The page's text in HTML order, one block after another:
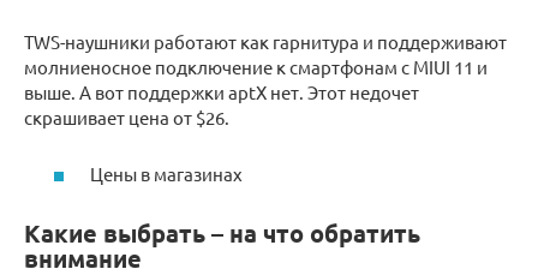
TWS-наушники работают как гарнитура и поддерживают
молниеносное подключение к смартфонам с MIUI 11 и
выше. А вот поддержки aptX нет. Этот недочет
скрашивает цена от $26.
Цены в магазинах
Какие выбрать – на что обратить
внимание